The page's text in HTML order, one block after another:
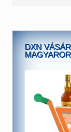
DXN